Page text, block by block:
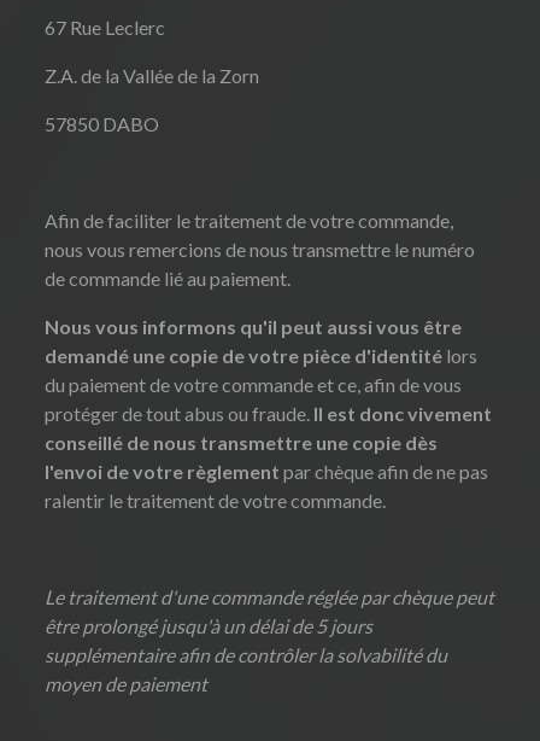
67 Rue Leclerc
Z.A. de la Vallée de la Zorn
57850 DABO
Afin de faciliter le traitement de votre commande,
nous vous remercions de nous transmettre le numéro
de commande lié au paiement.
Nous vous informons qu'il peut aussi vous être
demandé une copie de votre pièce d'identité lors
du paiement de votre commande et ce, afin de vous
protéger de tout abus ou fraude. Il est donc vivement
conseillé de nous transmettre une copie dès
l'envoi de votre règlement par chèque afin de ne pas
ralentir le traitement de votre commande.
Le traitement d'une commande réglée par chèque peut
être prolongé jusqu'à un délai de 5 jours
supplémentaire afin de contrôler la solvabilité du
moyen de paiement